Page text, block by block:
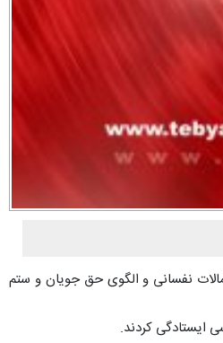
نفسانی و الگوی حق جویان و ستم
ایستادگی کردند.